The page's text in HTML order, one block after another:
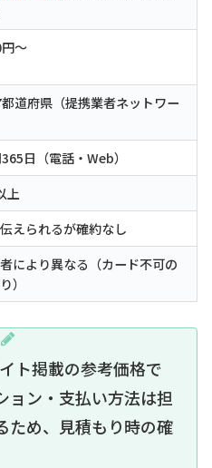
〜
道府県（提携業者ネットワー
日（電話・Web）
上
えられるが確約なし
により異なる（カード不可の
）
ト掲載の参考価格で
ョン・支払い方法は担
ため、見積もり時の確